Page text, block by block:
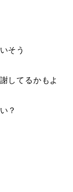
そう
してるかもよ
？